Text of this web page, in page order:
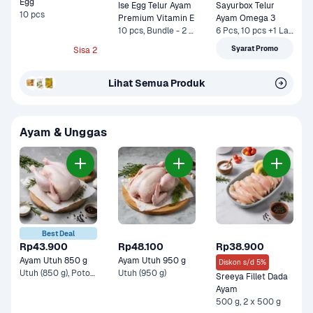
10 pcs
Sisa 2
Ise Egg Telur Ayam
Premium Vitamin E
10 pcs, Bundle - 2 x 10 pcs*
Sayurbox Telur
Ayam Omega 3
6 Pcs, 10 pcs +1 Lainnya
Syarat Promo
Lihat Semua Produk
Ayam & Unggas
Best Deal
Rp43.900
Ayam Utuh 850 g
Utuh (850 g), Potong 8 +1 Lainnya
Rp48.100
Ayam Utuh 950 g
Utuh (950 g)
Rp38.900
Diskon s/d 5%
Sreeya Fillet Dada
Ayam
500 g, 2 x 500 g